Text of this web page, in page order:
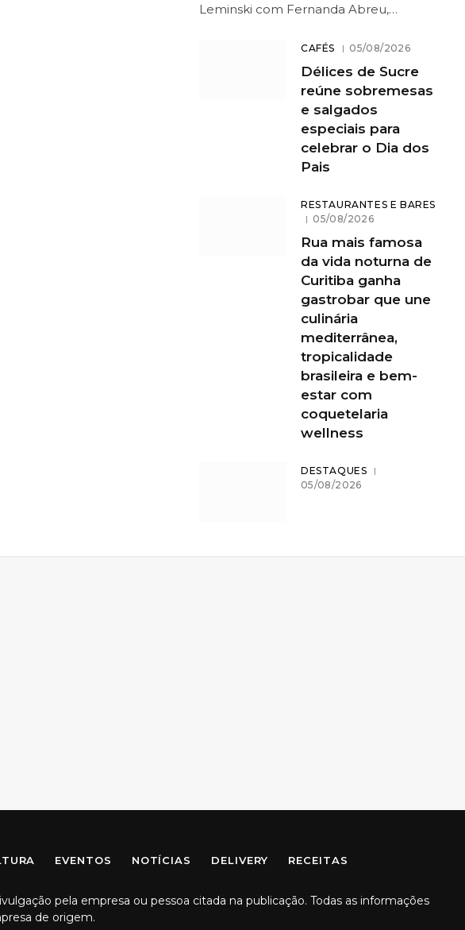
Leminski com Fernanda Abreu,…
CAFÉS 05/08/2026
Délices de Sucre
reúne sobremesas
e salgados
especiais para
celebrar o Dia dos
Pais
RESTAURANTES E BARES
05/08/2026
Rua mais famosa
da vida noturna de
Curitiba ganha
gastrobar que une
culinária
mediterrânea,
tropicalidade
brasileira e bem-
estar com
coquetelaria
wellness
DESTAQUES
05/08/2026
EVENTOS NOTÍCIAS DELIVERY RECEITAS
pela empresa ou pessoa citada na publicação. Todas as informações
de origem.